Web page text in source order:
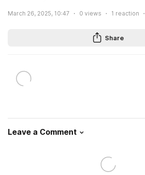
March 26, 2025, 10:47 0 views 1 reaction
Share
Leave a Comment